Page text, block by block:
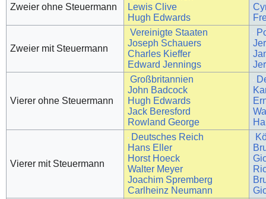
Zweier ohne Steuermann
Lewis Clive
Hugh Edwards
Zweier mit Steuermann
Vereinigte Staaten
Joseph Schauers
Charles Kieffer
Edward Jennings
Vierer ohne Steuermann
Großbritannien
John Badcock
Hugh Edwards
Jack Beresford
Rowland George
Vierer mit Steuermann
Deutsches Reich
Hans Eller
Horst Hoeck
Walter Meyer
Joachim Spremberg
Carlheinz Neumann